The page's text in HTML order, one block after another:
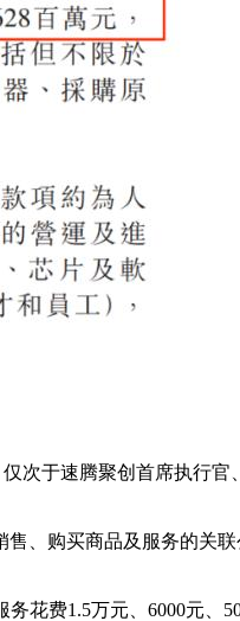
次于速腾聚创首席执行官
、购买商品及服务的关
花费1.5万元、6000元、